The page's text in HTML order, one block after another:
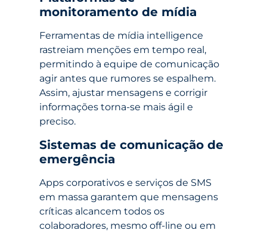
monitoramento de mídia
Ferramentas de mídia intelligence
rastreiam menções em tempo real,
permitindo à equipe de comunicação
agir antes que rumores se espalhem.
Assim, ajustar mensagens e corrigir
informações torna-se mais ágil e
preciso.
Sistemas de comunicação de
emergência
Apps corporativos e serviços de SMS
em massa garantem que mensagens
críticas alcancem todos os
colaboradores, mesmo off-line ou em